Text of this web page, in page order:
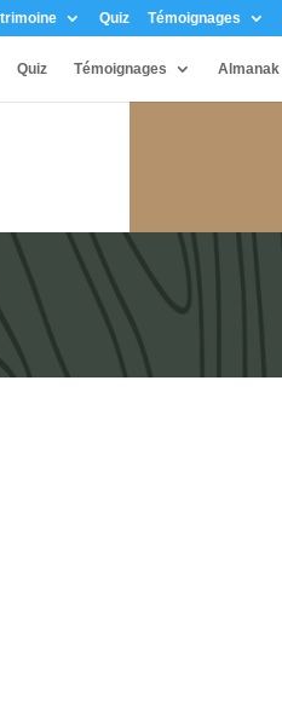
Quiz Témoignages
Quiz Témoignages Almanak